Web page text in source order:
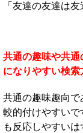
「友達の友達は
共通の趣味や共通
になりやすい検索
共通の趣味趣向
較的付けやすいで
も反応しやすいは